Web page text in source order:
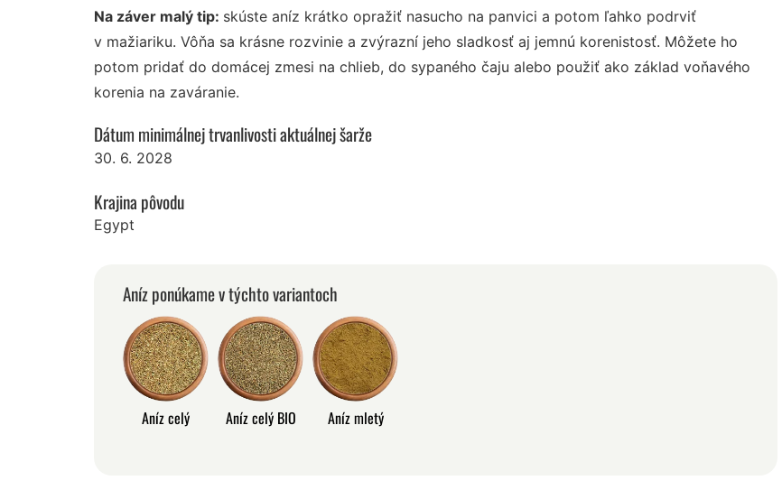
Na záver malý tip: skúste aníz krátko opražiť nasucho na panvici a potom ľahko podrviť
v mažiariku. Vôňa sa krásne rozvinie a zvýrazní jeho sladkosť aj jemnú korenistosť. Môžete ho
potom pridať do domácej zmesi na chlieb, do sypaného čaju alebo použiť ako základ voňavého
korenia na zaváranie.
Dátum minimálnej trvanlivosti aktuálnej šarže
30. 6. 2028
Krajina pôvodu
Egypt
Aníz ponúkame v týchto variantoch
Aníz celý Aníz celý BIO Aníz mletý